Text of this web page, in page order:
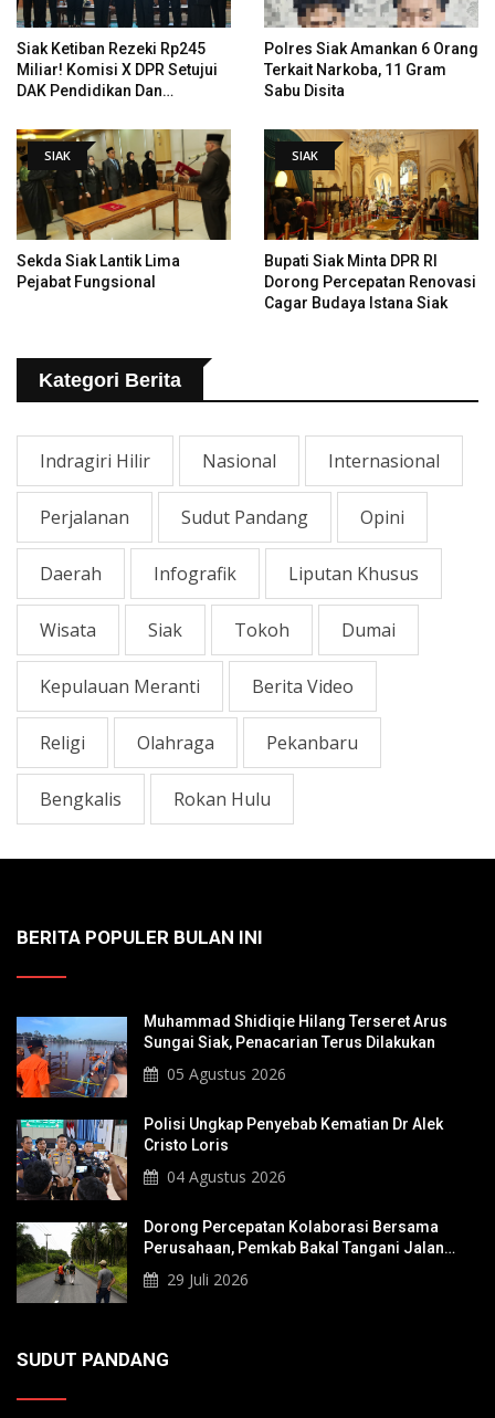
Siak Ketiban Rezeki Rp245
Miliar! Komisi X DPR Setujui
DAK Pendidikan Dan
Polres Siak Amankan 6 Orang
Terkait Narkoba, 11 Gram
Sabu Disita
SIAK
Sekda Siak Lantik Lima
Pejabat Fungsional
SIAK
Bupati Siak Minta DPR RI
Dorong Percepatan Renovasi
Cagar Budaya Istana Siak
Kategori Berita
Indragiri Hilir Nasional Internasional
Perjalanan Sudut Pandang Opini
Daerah Infografik Liputan Khusus
Wisata Siak Tokoh Dumai
Kepulauan Meranti Berita Video
Religi Olahraga Pekanbaru
Bengkalis Rokan Hulu
BERITA POPULER BULAN INI
Muhammad Shidiqie Hilang Terseret Arus
Sungai Siak, Penacarian Terus Dilakukan
05 Agustus 2026
Polisi Ungkap Penyebab Kematian Dr Alek
Cristo Loris
04 Agustus 2026
Dorong Percepatan Kolaborasi Bersama
Perusahaan, Pemkab Bakal Tangani Jalan
KITB - Sungai Rawa Yang Rusak
29 Juli 2026
SUDUT PANDANG